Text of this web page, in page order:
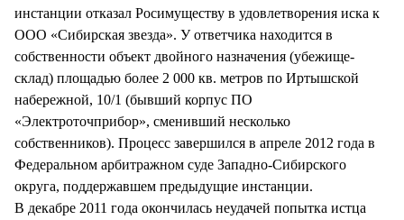
инстанции отказал Росимуществу в удовлетворения иска к
ООО «Сибирская звезда». У ответчика находится в
собственности объект двойного назначения (убежище-
склад) площадью более 2 000 кв. метров по Иртышской
набережной, 10/1 (бывший корпус ПО
«Электроточприбор», сменивший несколько
собственников). Процесс завершился в апреле 2012 года в
Федеральном арбитражном суде Западно-Сибирского
округа, поддержавшем предыдущие инстанции.
В декабре 2011 года окончилась неудачей попытка истца